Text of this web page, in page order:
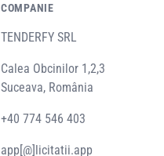
COMPANIE
TENDERFY SRL
Calea Obcinilor 1,2,3
Suceava, România
+40 774 546 403
app[@]licitatii.app